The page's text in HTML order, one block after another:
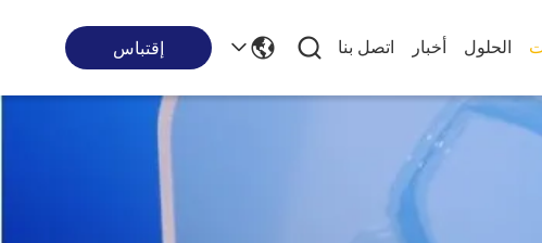
الحلول أخبار اتصل بنا إقتباس